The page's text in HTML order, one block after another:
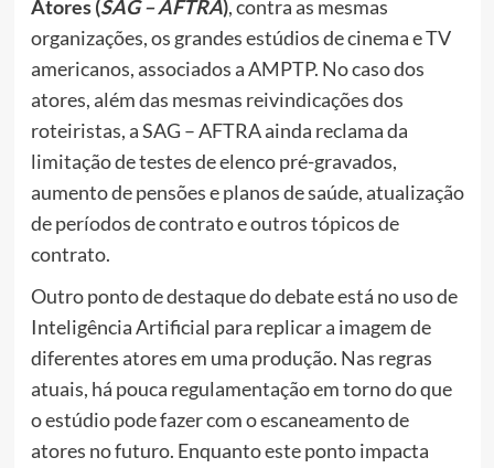
Atores (SAG – AFTRA), contra as mesmas
organizações, os grandes estúdios de cinema e TV
americanos, associados a AMPTP. No caso dos
atores, além das mesmas reivindicações dos
roteiristas, a SAG – AFTRA ainda reclama da
limitação de testes de elenco pré-gravados,
aumento de pensões e planos de saúde, atualização
de períodos de contrato e outros tópicos de
contrato.
Outro ponto de destaque do debate está no uso de
Inteligência Artificial para replicar a imagem de
diferentes atores em uma produção. Nas regras
atuais, há pouca regulamentação em torno do que
o estúdio pode fazer com o escaneamento de
atores no futuro. Enquanto este ponto impacta